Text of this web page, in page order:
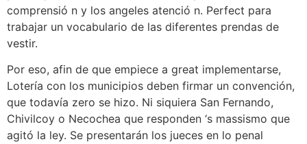
comprensió n y los angeles atenció n. Perfect para
trabajar un vocabulario de las diferentes prendas de
vestir.
Por eso, afin de que empiece a great implementarse,
Lotería con los municipios deben firmar un convención,
que todavía zero se hizo. Ni siquiera San Fernando,
Chivilcoy o Necochea que responden ‘s massismo que
agitó la ley. Se presentarán los jueces en lo penal